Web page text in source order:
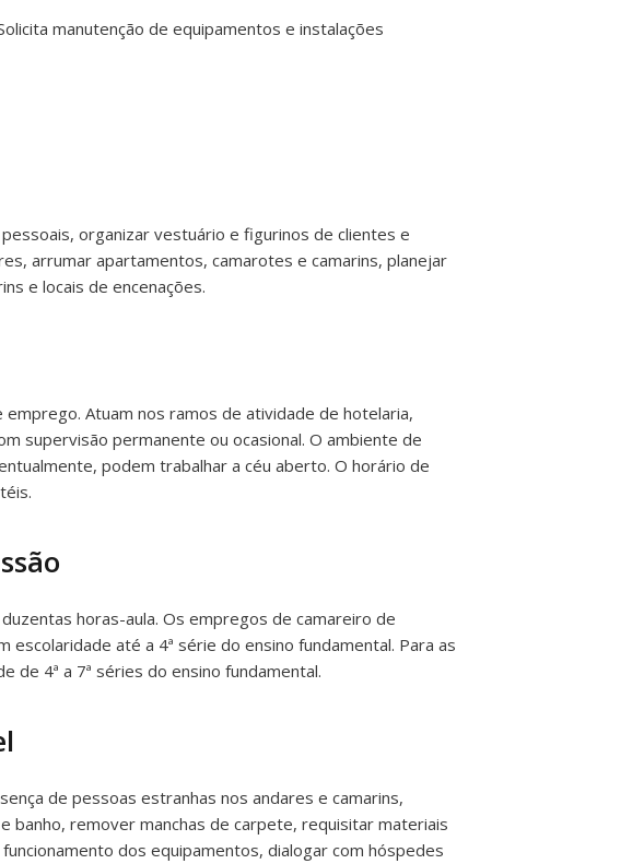
manutenção de equipamentos e instalações
organizar vestuário e figurinos de clientes e
arrumar apartamentos, camarotes e camarins, planejar
e locais de encenações.
Atuam nos ramos de atividade de hotelaria,
supervisão permanente ou ocasional. O ambiente de
podem trabalhar a céu aberto. O horário de
horas-aula. Os empregos de camareiro de
até a 4ª série do ensino fundamental. Para as
de 4ª a 7ª séries do ensino fundamental.
de pessoas estranhas nos andares e camarins,
banho, remover manchas de carpete, requisitar materiais
dos equipamentos, dialogar com hóspedes